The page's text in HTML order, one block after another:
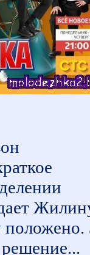
положено.
решение...